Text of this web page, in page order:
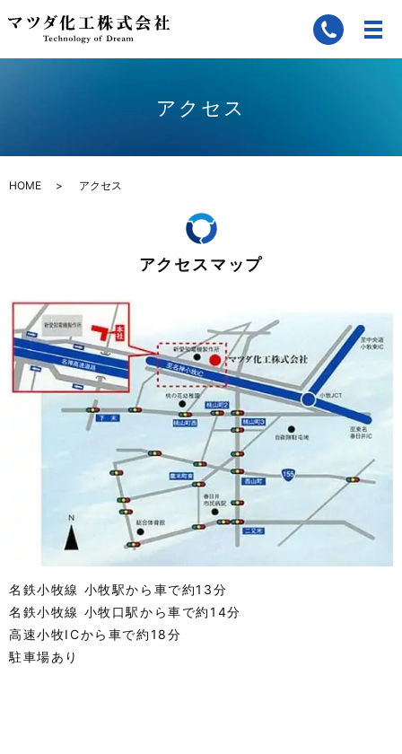
アクセス
HOME アクセス
アクセスマップ
名鉄小牧線 小牧駅から車で約13分
名鉄小牧線 小牧口駅から車で約14分
高速小牧ICから車で約18分
駐車場あり